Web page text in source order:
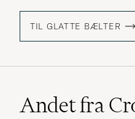
TIL GLATTE BÆLTER
Andet fra